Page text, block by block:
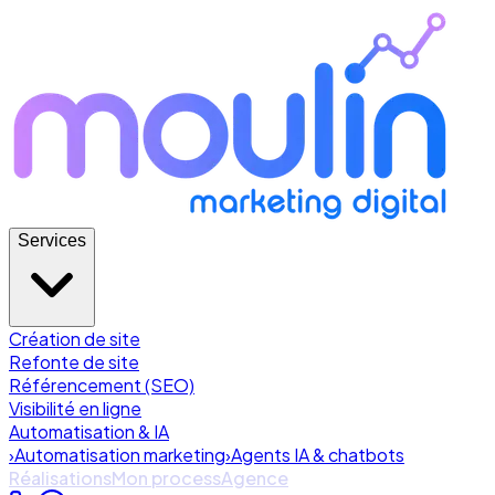
Services
Création de site
Refonte de site
Référencement (SEO)
Visibilité en ligne
Automatisation & IA
›Automatisation marketing›Agents IA & chatbots
RéalisationsMon processAgence